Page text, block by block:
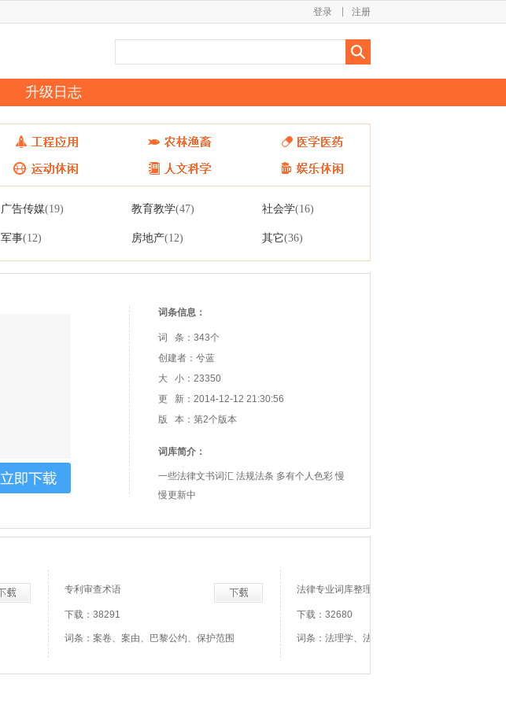
注册
登录
升级日志
广告传媒(19) 教育教学(47) 社会学(16)
军事(12) 房地产(12) 其它(36)
词条信息：
词 条：343个
创建者：兮蓝
大 小：23350
更 新：2014-12-12 21:30:56
版 本：第2个版本
词库简介：
一些法律文书词汇 法规法条 多有个人色彩 慢
慢更新中
专利审查术语
下载：38291
词条：案卷、案由、巴黎公约、保护范围
法律专业词库整理
下载：32680
词条：法理学、法律本体、法律定义